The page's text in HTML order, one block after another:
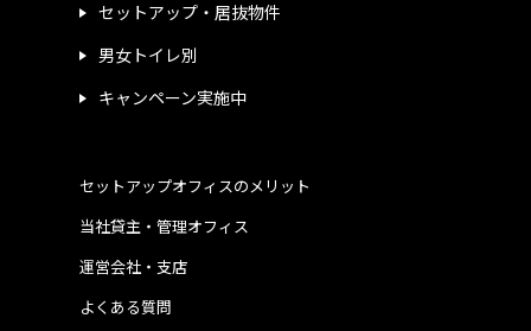
セットアップ・居抜物件
男女トイレ別
キャンペーン実施中
運営会社・支店
よくある質問
当社貸主・管理オフィス
セットアップオフィスのメリット